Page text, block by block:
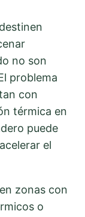
no son
problema
con
térmica en
puede
el
zonas con
o